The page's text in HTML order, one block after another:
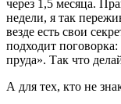
через 1,5 месяца.
недели, я так
везде есть свои
подходит
пруда». Так что
А для тех, кто не